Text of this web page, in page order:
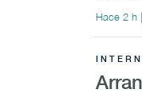
Hace 2 h